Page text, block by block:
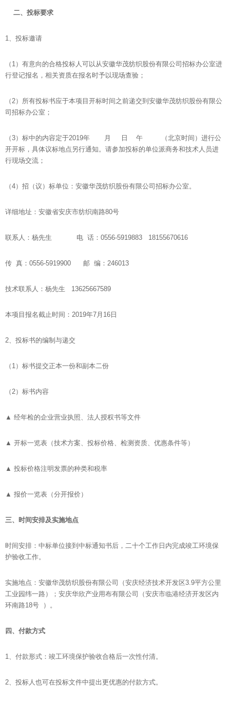
二、投标要求
1、投标邀请
（1）有意向的合格投标人可以从安徽华茂纺织股份有限公司招标办公室进
行登记报名，相关资质在报名时予以现场查验；
（2）所有投标书应于本项目开标时间之前递交到安徽华茂纺织股份有限公
司招标办公室；
（3）标中的内容定于2019年 月 日 午 （北京时间）进行公
开开标，具体议标地点另行通知。请参加投标的单位派商务和技术人员进
行现场交流；
（4）招（议）标单位：安徽华茂纺织股份有限公司招标办公室。
详细地址：安徽省安庆市纺织南路80号
联系人：杨先生 电 话：0556-5919883 18155670616
传 真：0556-5919900 邮 编：246013
技术联系人：杨先生 13625667589
本项目报名截止时间：2019年7月16日
2、投标书的编制与递交
（1）标书提交正本一份和副本二份
（2）标书内容
▲ 经年检的企业营业执照、法人授权书等文件
▲ 开标一览表（技术方案、投标价格、检测资质、优惠条件等）
▲ 投标价格注明发票的种类和税率
▲ 报价一览表（分开报价）
三、时间安排及实施地点
时间安排：中标单位接到中标通知书后，二十个工作日内完成竣工环境保
护验收工作。
实施地点：安徽华茂纺织股份有限公司（安庆经济技术开发区3.9平方公里
工业园纬一路）；安庆华欣产业用布有限公司（安庆市临港经济开发区内
环南路18号 ）。
四、付款方式
1、付款形式：竣工环境保护验收合格后一次性付清。
2、投标人也可在投标文件中提出更优惠的付款方式。